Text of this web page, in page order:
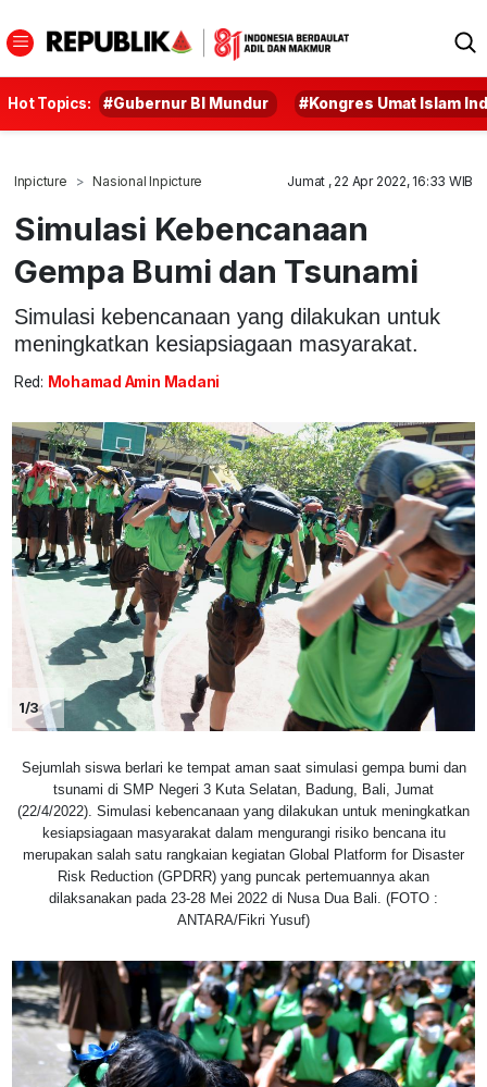
Hot Topics: #Gubernur BI Mundur #Kongres Umat Islam
Inpicture Nasional Inpicture Jumat , 22 Apr 2022, 16:33 WIB
Simulasi Kebencanaan
Gempa Bumi dan Tsunami
Simulasi kebencanaan yang dilakukan untuk
meningkatkan kesiapsiagaan masyarakat.
Red: Mohamad Amin Madani
1/3
Sejumlah siswa berlari ke tempat aman saat simulasi gempa bumi dan
tsunami di SMP Negeri 3 Kuta Selatan, Badung, Bali, Jumat
(22/4/2022). Simulasi kebencanaan yang dilakukan untuk meningkatkan
kesiapsiagaan masyarakat dalam mengurangi risiko bencana itu
merupakan salah satu rangkaian kegiatan Global Platform for Disaster
Risk Reduction (GPDRR) yang puncak pertemuannya akan
dilaksanakan pada 23-28 Mei 2022 di Nusa Dua Bali. (FOTO :
ANTARA/Fikri Yusuf)